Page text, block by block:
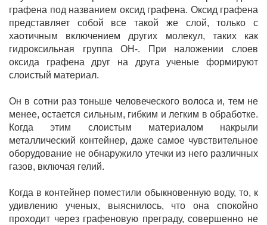
графена под названием оксид графена. Оксид графена
представляет собой все такой же слой, только с
хаотичным включением других молекул, таких как
гидроксильная группа OH-. При наложении слоев
оксида графена друг на друга ученые формируют
слоистый материал.
Он в сотни раз тоньше человеческого волоса и, тем не
менее, остается сильным, гибким и легким в обработке.
Когда этим слоистым материалом накрыли
металлический контейнер, даже самое чувствительное
оборудование не обнаружило утечки из него различных
газов, включая гелий.
Когда в контейнер поместили обыкновенную воду, то, к
удивлению ученых, выяснилось, что она спокойно
проходит через графеновую преграду, совершенно не